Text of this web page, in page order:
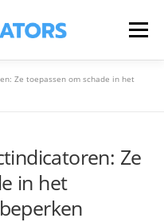
Menu
FR
Ze toepassen om schade in het
Ze
in het